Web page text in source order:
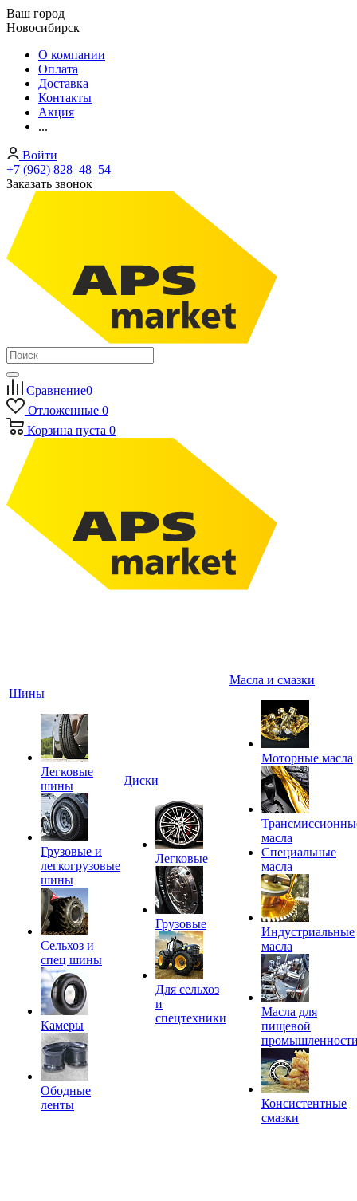
Ваш город
Новосибирск
О компании
Оплата
Доставка
Контакты
Акция
...
Войти
+7 (962) 828‒48‒54
Заказать звонок
Сравнение0
Отложенные 0
Корзина пуста 0
Шины
Легковые
шины
Грузовые и
легкогрузовые
шины
Сельхоз и
спец шины
Камеры
Ободные
ленты
Диски
Легковые
Грузовые
Для сельхоз
и
спецтехники
Масла и смазки
Моторные масла
масла
Специальные
масла
Индустриальные
масла
Масла для
пищевой
Консистентные
смазки